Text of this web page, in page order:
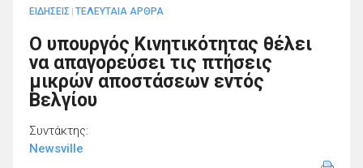
ΕΙΔΗΣΕΙΣ ΤΕΛΕΥΤΑΙΑ ΑΡΘΡΑ
Ο υπουργός Κινητικότητας θέλει
να απαγορεύσει τις πτήσεις
μικρών αποστάσεων εντός
Βελγίου
Συντάκτης:
Newsville